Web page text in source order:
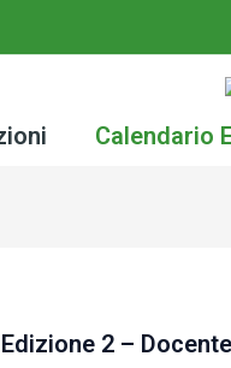
Calendario
2 –